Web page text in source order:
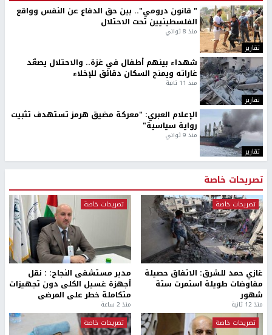
تقارير
" قانون درومي".. بين حق الدفاع عن النفس وواقع
الفلسطينيين تحت الاحتلال
منذ 8 ثواني
تقارير
شهداء بينهم أطفال في غزة.. والاحتلال يصعّد
غاراته ويمنح السكان دقائق للإخلاء
منذ 11 ثانية
تقارير
الإعلام العبري: "معركة مضيق هرمز تستهدف تثبيت
رواية سياسية"
منذ 9 ثواني
تصريحات خاصة
تصريحات خاصة
غازي حمد للشرق: الاتفاق حصيلة
مفاوضات طويلة استمرت ستة
شهور
منذ 12 ثانية
تصريحات خاصة
مدير مستشفى النجاح: : نقل
أجهزة غسيل الكلى دون تجهيزات
متكاملة خطر على المرضى
منذ 2 ساعة
تصريحات خاصة
تصريحات خاصة